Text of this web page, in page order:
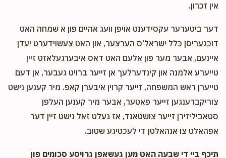
אין זכרון.
דער ביטערער עקסידענט אויפן וועג אהיים פון א שמחה האט
דוכגעריסן כלל ישראל'ס הערצער, און האט צעשוידערט יעדן
איינעם, אבער מער פון אלעם האט דאס איבערגעלאזט זיין
טייערע אלמנה און קינדערלעך אן זייער ברויט געבער, אן דעם
טייערן ראש המשפחה, זייער קרוין איבערן קאפ. מיר קענען נישט
צוריקברענגען זייער פאטער, אבער מיר קענען העלפן
סטאביליזירן זייער צושטאנד, אז געלט זאל נישט זיין דער
אפהאלט צו אנהאלטן די לעכטיגע שטוב.
תיכף ביי די שבעה האט מען געשאפן גרויסע סכומים פון